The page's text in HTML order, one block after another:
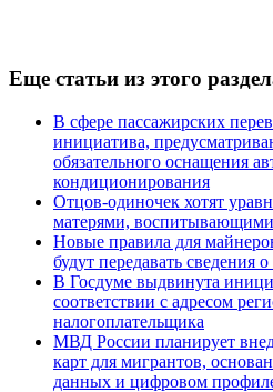
Еще статьи из этого
В сфере пассажирских
инициатива,
обязательного оснащения
кондиционирования
Отцов-одиночек хотят
матерями,
Новые правила для
будут передавать сведения
В Госдуме выдвинута
соответствии с адресом
налогоплательщика
МВД России планирует
карт для мигрантов,
данных и цифровом